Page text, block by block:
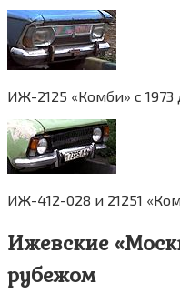
ИЖ-2125 «Комби» c 1973
ИЖ-412-028 и 21251
Ижевские
рубежом